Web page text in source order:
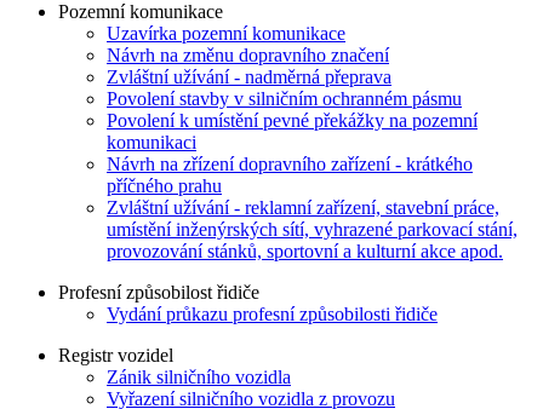
Pozemní komunikace
Uzavírka pozemní komunikace
Návrh na změnu dopravního značení
Zvláštní užívání - nadměrná přeprava
Povolení stavby v silničním ochranném pásmu
Povolení k umístění pevné překážky na pozemní
komunikaci
Návrh na zřízení dopravního zařízení - krátkého
příčného prahu
Zvláštní užívání - reklamní zařízení, stavební práce,
umístění inženýrských sítí, vyhrazené parkovací stání,
provozování stánků, sportovní a kulturní akce apod.
Profesní způsobilost řidiče
Vydání průkazu profesní způsobilosti řidiče
Registr vozidel
Zánik silničního vozidla
Vyřazení silničního vozidla z provozu